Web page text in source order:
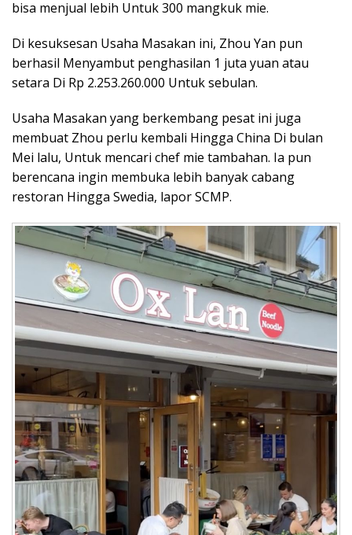
bisa menjual lebih Untuk 300 mangkuk mie.
Di kesuksesan Usaha Masakan ini, Zhou Yan pun
berhasil Menyambut penghasilan 1 juta yuan atau
setara Di Rp 2.253.260.000 Untuk sebulan.
Usaha Masakan yang berkembang pesat ini juga
membuat Zhou perlu kembali Hingga China Di bulan
Mei lalu, Untuk mencari chef mie tambahan. Ia pun
berencana ingin membuka lebih banyak cabang
restoran Hingga Swedia, lapor SCMP.